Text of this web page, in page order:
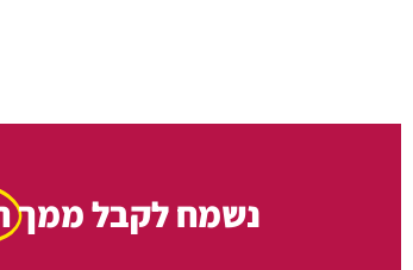
נשמח לקבל ממך